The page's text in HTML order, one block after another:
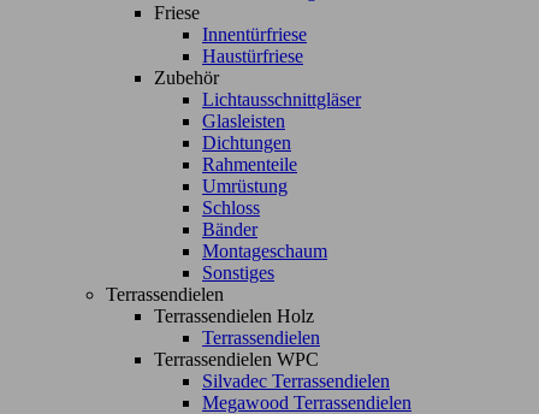
Friese
Innentürfriese
Haustürfriese
Zubehör
Lichtausschnittgläser
Glasleisten
Dichtungen
Rahmenteile
Umrüstung
Schloss
Bänder
Montageschaum
Sonstiges
Terrassendielen
Terrassendielen Holz
Terrassendielen
Terrassendielen WPC
Silvadec Terrassendielen
Megawood Terrassendielen